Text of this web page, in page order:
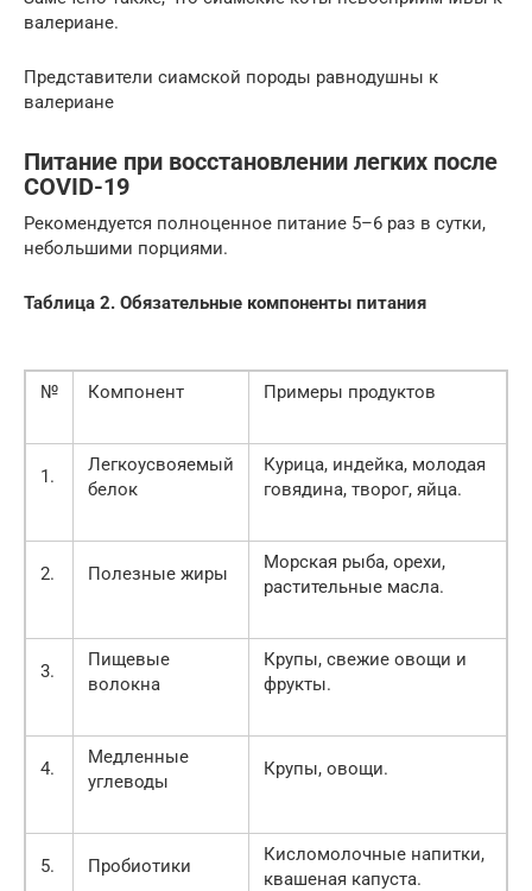
валериане.
Представители сиамской породы равнодушны к
валериане
Питание при восстановлении легких после
COVID-19
Рекомендуется полноценное питание 5–6 раз в сутки,
небольшими порциями.
Таблица 2. Обязательные компоненты питания
№ Компонент Примеры продуктов
1.
Легкоусвояемый
белок
Курица, индейка, молодая
говядина, творог, яйца.
2. Полезные жиры
Морская рыба, орехи,
растительные масла.
3.
Пищевые
волокна
Крупы, свежие овощи и
фрукты.
4.
Медленные
углеводы
Крупы, овощи.
5. Пробиотики
Кисломолочные напитки,
квашеная капуста.